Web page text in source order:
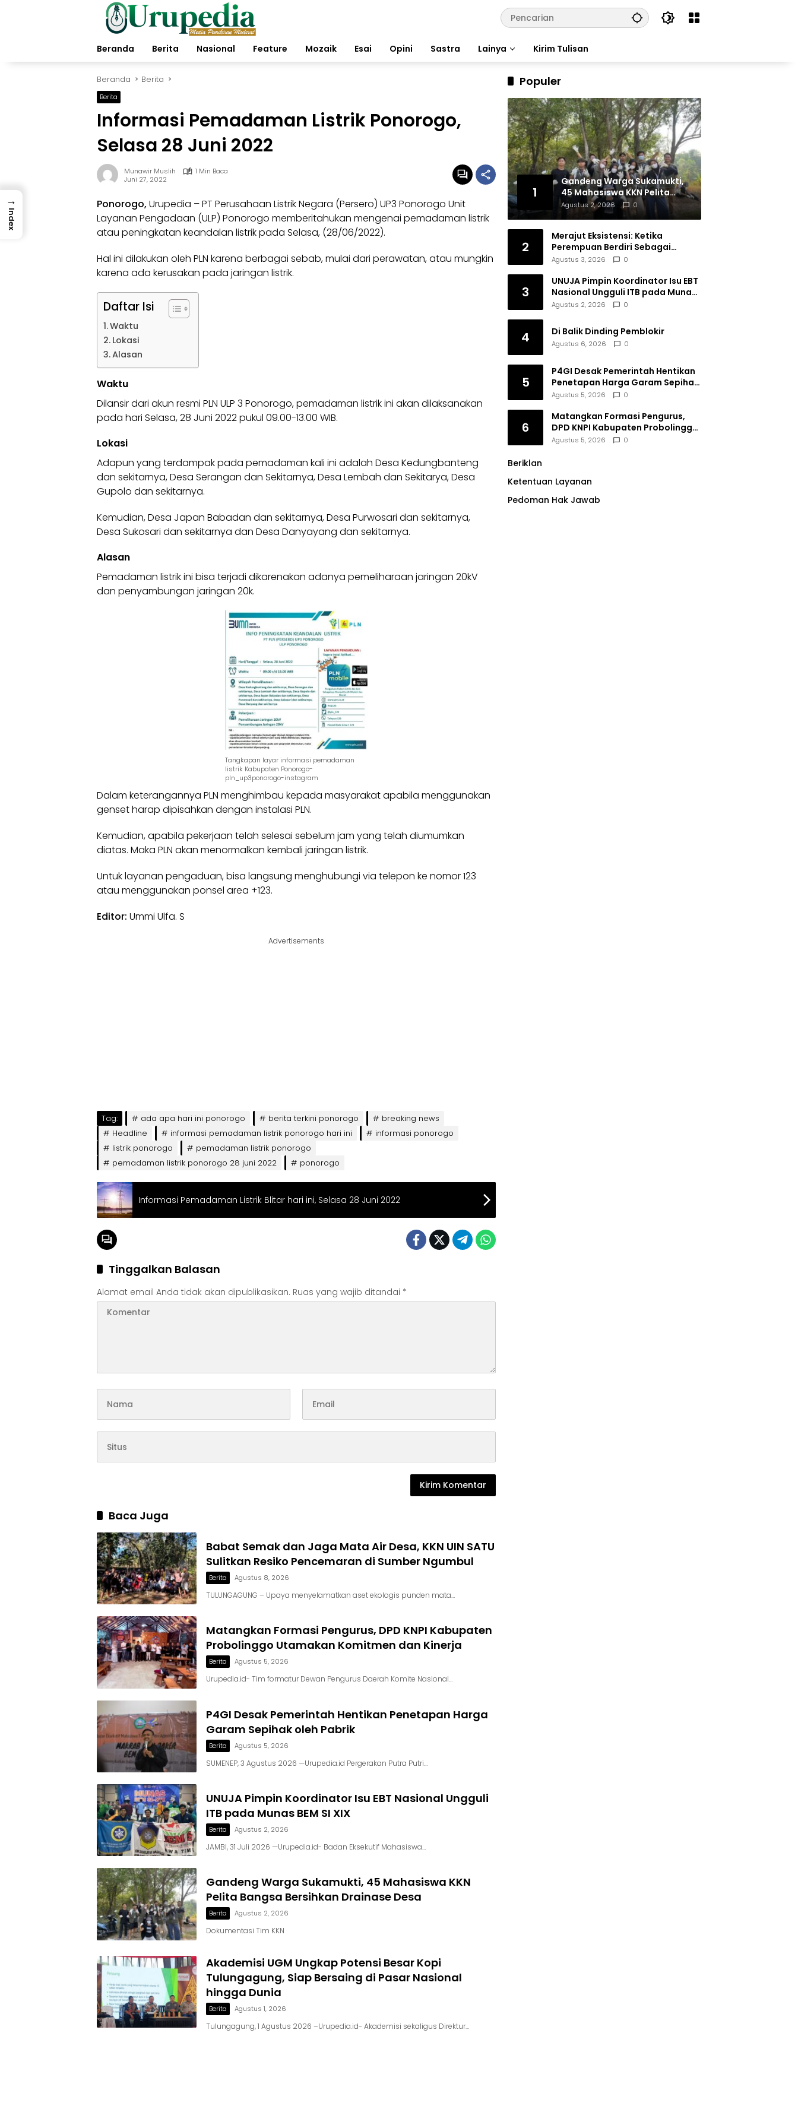
Beranda
Berita Nasional Feature Mozaik Esai Opini Sastra Lainya Kirim Tulisan
Beranda Berita
Berita
Informasi Pemadaman Listrik Ponorogo,
Selasa 28 Juni 2022
Munawir Muslih
1 Min Baca
Juni 27, 2022
Ponorogo, Urupedia – PT Perusahaan Listrik Negara (Persero) UP3 Ponorogo Unit
Layanan Pengadaan (ULP) Ponorogo memberitahukan mengenai pemadaman listrik
atau peningkatan keandalan listrik pada Selasa, (28/06/2022).
Hal ini dilakukan oleh PLN karena berbagai sebab, mulai dari perawatan, atau mungkin
karena ada kerusakan pada jaringan listrik.
Daftar Isi
Waktu
Lokasi
Alasan
Waktu
Dilansir dari akun resmi PLN ULP 3 Ponorogo, pemadaman listrik ini akan dilaksanakan
pada hari Selasa, 28 Juni 2022 pukul 09.00-13.00 WIB.
Lokasi
Adapun yang terdampak pada pemadaman kali ini adalah Desa Kedungbanteng
dan sekitarnya, Desa Serangan dan Sekitarnya, Desa Lembah dan Sekitarya, Desa
Gupolo dan sekitarnya.
Kemudian, Desa Japan Babadan dan sekitarnya, Desa Purwosari dan sekitarnya,
Desa Sukosari dan sekitarnya dan Desa Danyayang dan sekitarnya.
Alasan
Pemadaman listrik ini bisa terjadi dikarenakan adanya pemeliharaan jaringan 20kV
dan penyambungan jaringan 20k.
Tangkapan layar informasi pemadaman
listrik Kabupaten Ponorogo-
pln_up3ponorogo-instagram
Dalam keterangannya PLN menghimbau kepada masyarakat apabila menggunakan
genset harap dipisahkan dengan instalasi PLN.
Kemudian, apabila pekerjaan telah selesai sebelum jam yang telah diumumkan
diatas. Maka PLN akan menormalkan kembali jaringan listrik.
Untuk layanan pengaduan, bisa langsung menghubungi via telepon ke nomor 123
atau menggunakan ponsel area +123.
Editor: Ummi Ulfa. S
Advertisements
Tag: ada apa hari ini ponorogo berita terkini ponorogo
breaking news
Headline
informasi pemadaman listrik ponorogo hari ini
informasi ponorogo
listrik ponorogo
pemadaman listrik ponorogo
pemadaman listrik ponorogo 28 juni 2022
ponorogo
Informasi Pemadaman Listrik Blitar hari ini, Selasa 28 Juni 2022
Tinggalkan Balasan
Alamat email Anda tidak akan dipublikasikan. Ruas yang wajib ditandai *
Baca Juga
Babat Semak dan Jaga Mata Air Desa, KKN UIN SATU
Sulitkan Resiko Pencemaran di Sumber Ngumbul
Berita Agustus 8, 2026
TULUNGAGUNG – Upaya menyelamatkan aset ekologis punden mata…
Matangkan Formasi Pengurus, DPD KNPI Kabupaten
Probolinggo Utamakan Komitmen dan Kinerja
Berita Agustus 5, 2026
Urupedia.id- Tim formatur Dewan Pengurus Daerah Komite Nasional…
P4GI Desak Pemerintah Hentikan Penetapan Harga
Garam Sepihak oleh Pabrik
Berita Agustus 5, 2026
SUMENEP, 3 Agustus 2026 —Urupedia.id Pergerakan Putra Putri…
UNUJA Pimpin Koordinator Isu EBT Nasional Ungguli
ITB pada Munas BEM SI XIX
Berita Agustus 2, 2026
JAMBI, 31 Juli 2026 —Urupedia.id- Badan Eksekutif Mahasiswa…
Gandeng Warga Sukamukti, 45 Mahasiswa KKN
Pelita Bangsa Bersihkan Drainase Desa
Berita Agustus 2, 2026
Dokumentasi Tim KKN
Akademisi UGM Ungkap Potensi Besar Kopi
Tulungagung, Siap Bersaing di Pasar Nasional
hingga Dunia
Berita Agustus 1, 2026
Tulungagung, 1 Agustus 2026 –Urupedia.id- Akademisi sekaligus Direktur…
Populer
1
Gandeng Warga Sukamukti,
45 Mahasiswa KKN Pelita
Bangsa Bersihkan Drainase
Desa
Agustus 2, 2026 0
2
Merajut Eksistensi: Ketika
Perempuan Berdiri Sebagai
Subjek
Agustus 3, 2026 0
3
UNUJA Pimpin Koordinator Isu EBT
Nasional Ungguli ITB pada Munas
BEM SI XIX
Agustus 2, 2026 0
4 Di Balik Dinding Pemblokir
Agustus 6, 2026 0
5
P4GI Desak Pemerintah Hentikan
Penetapan Harga Garam Sepihak
oleh Pabrik
Agustus 5, 2026 0
6
Matangkan Formasi Pengurus,
DPD KNPI Kabupaten Probolinggo
Utamakan Komitmen dan Kinerja
Agustus 5, 2026 0
Beriklan
Ketentuan Layanan
Pedoman Hak Jawab
→
Index